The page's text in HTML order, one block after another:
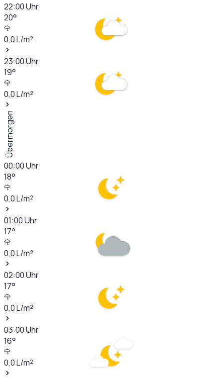
22:00Uhr
20°
0,0L/m²
23:00Uhr
19°
0,0L/m²
Übermorgen
00:00Uhr
18°
0,0L/m²
01:00Uhr
17°
0,0L/m²
02:00Uhr
17°
0,0L/m²
03:00Uhr
16°
0,0L/m²